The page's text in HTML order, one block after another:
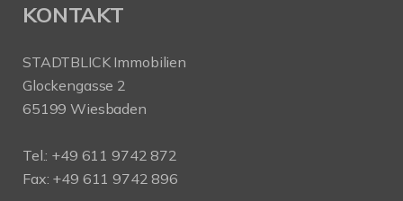
KONTAKT
STADTBLICK Immobilien
Glockengasse 2
65199 Wiesbaden
Tel.: +49 611 9742 872
Fax: +49 611 9742 896